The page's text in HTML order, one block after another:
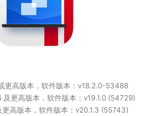
更高版本，软件版本：v18.2.0-53488
及更高版本，软件版本：v19.1.0 (54729)
更高版本，软件版本：v20.1.3 (55743)